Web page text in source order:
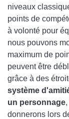
niveaux
points de
à volonté pour
nous pouvons
maximum de
peuvent être
grâce à des
système
un personnage
donnerons lors